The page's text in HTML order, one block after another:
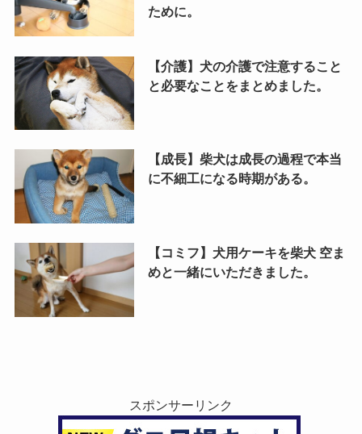
ために。
【介護】犬の介護で注意すること
と必要なことをまとめました。
【成長】柴犬は成長の過程で本当
に不細工になる時期がある。
【コミフ】犬用ケーキを柴犬 空ま
めと一緒にいただきました。
スポンサーリンク